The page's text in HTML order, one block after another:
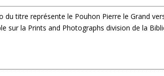
du titre représente le Pouhon Pierre le Grand
sur la Prints and Photographs division de la